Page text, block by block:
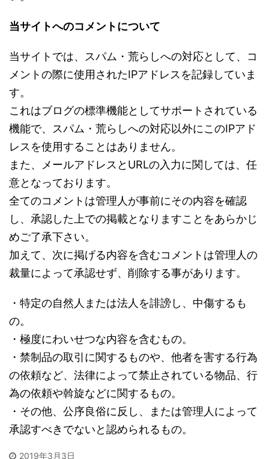
当サイトへのコメントについて
当サイトでは、スパム・荒らしへの対応として、コ
メントの際に使用されたIPアドレスを記録していま
す。
これはブログの標準機能としてサポートされている
機能で、スパム・荒らしへの対応以外にこのIPアド
レスを使用することはありません。
また、メールアドレスとURLの入力に関しては、任
意となっております。
全てのコメントは管理人が事前にその内容を確認
し、承認した上での掲載となりますことをあらかじ
めご了承下さい。
加えて、次に掲げる内容を含むコメントは管理人の
裁量によって承認せず、削除する事があります。
・特定の自然人または法人を誹謗し、中傷するも
の。
・極度にわいせつな内容を含むもの。
・禁制品の取引に関するものや、他者を害する行為
の依頼など、法律によって禁止されている物品、行
為の依頼や斡旋などに関するもの。
・その他、公序良俗に反し、または管理人によって
承認すべきでないと認められるもの。
2019年3月3日